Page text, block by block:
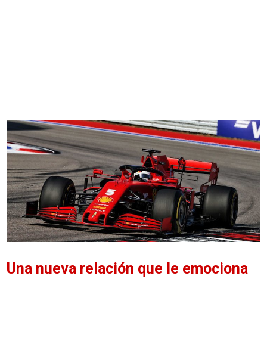
Una nueva relación que le emociona